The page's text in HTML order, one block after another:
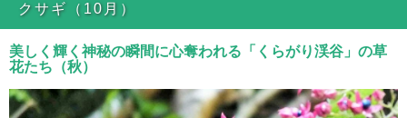
クサギ（10月）
美しく輝く神秘の瞬間に心奪われる「くらがり渓谷」の草
花たち（秋）